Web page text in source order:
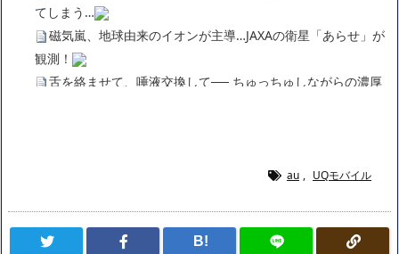
てしまう…
磁気嵐、地球由来のイオンが主導…JAXAの衛星「あらせ」が
観測！
舌を絡ませて、唾液交換して── ちゅっちゅしながらの濃厚
広末涼子さん、正気に戻ってしまい絶望する・・・「アカ
割減
au , UQモバイル
B!